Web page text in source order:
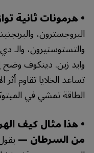
• هرمونات ثانية
البروجسترون،
والتستوستيرون، والـ
وايد زين. دينكوف وضح
تساعد الخلايا تقاوم
الطاقة تمشي في
• هذا مثال كيف
من السرطان —